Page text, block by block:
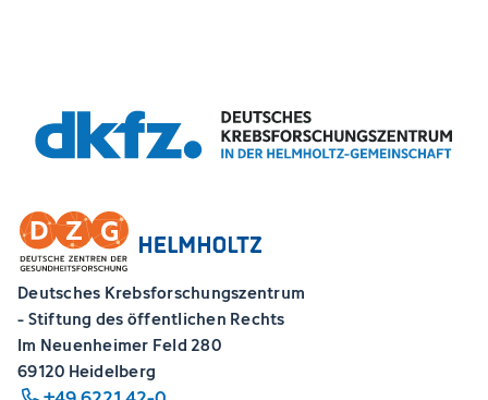
Deutsches Krebsforschungszentrum
- Stiftung des öffentlichen Rechts
Im Neuenheimer Feld 280
69120 Heidelberg